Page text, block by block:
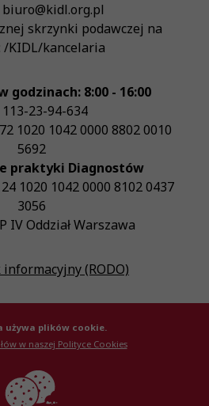
biuro@kidl.org.pl
skrzynki podawczej na
/KIDL/kancelaria
godzinach: 8:00 - 16:00
113-23-94-634
1020 1042 0000 8802 0010
5692
praktyki Diagnostów
1020 1042 0000 8102 0437
3056
IV Oddział Warszawa
(RODO)
Laboratoryjnych 2026
używa plików cookie.
w naszej Polityce Cookies